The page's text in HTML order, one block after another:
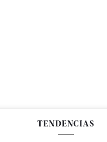
TENDENCIAS